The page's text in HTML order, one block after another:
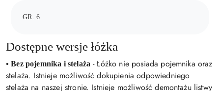
GR. 6
Dostępne wersje łóżka
• Bez pojemnika i stelaża - Łóżko nie posiada pojemnika oraz
stelaża. Istnieje możliwość dokupienia odpowiedniego
stelaża na naszej stronie. Istnieje możliwość demontażu listwy